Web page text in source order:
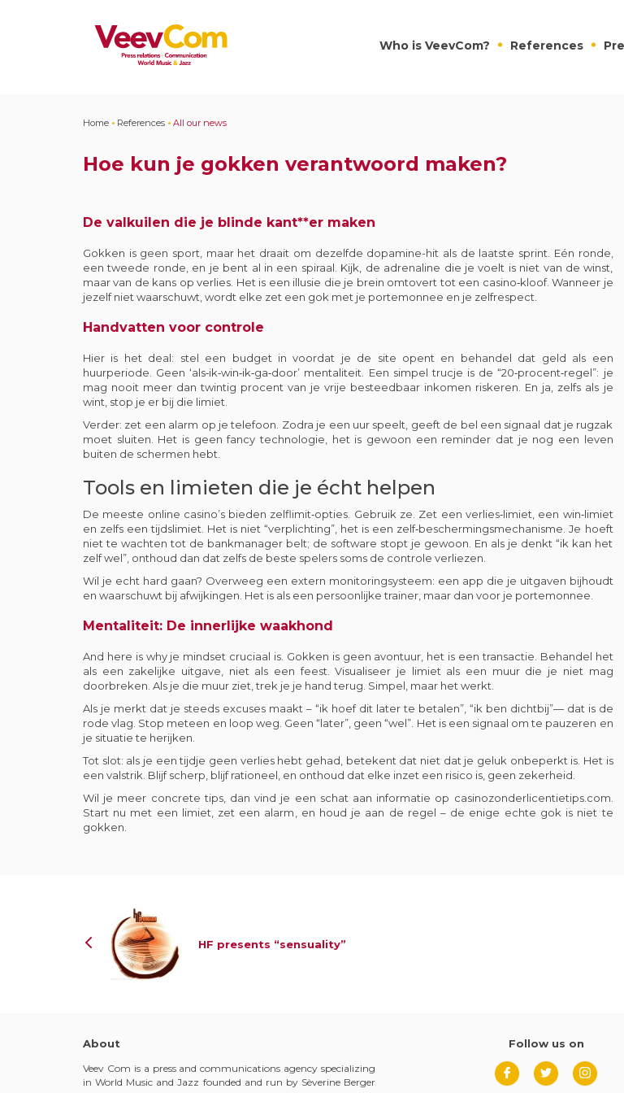
Who is VeevCom? References
Home • References • All our news
Hoe kun je gokken verantwoord maken?
De valkuilen die je blinde kant**er maken
Gokken is geen sport, maar het draait om dezelfde dopamine-hit als de laatste sprint. Eén ronde,
een tweede ronde, en je bent al in een spiraal. Kijk, de adrenaline die je voelt is niet van de winst,
maar van de kans op verlies. Het is een illusie die je brein omtovert tot een casino‑kloof. Wanneer je
jezelf niet waarschuwt, wordt elke zet een gok met je portemonnee en je zelfrespect.
Handvatten voor controle
Hier is het deal: stel een budget in voordat je de site opent en behandel dat geld als een
huurperiode. Geen ‘als‑ik‑win‑ik‑ga‑door’ mentaliteit. Een simpel trucje is de “20‑procent‑regel”: je
mag nooit meer dan twintig procent van je vrije besteedbaar inkomen riskeren. En ja, zelfs als je
wint, stop je er bij die limiet.
Verder: zet een alarm op je telefoon. Zodra je een uur speelt, geeft de bel een signaal dat je rugzak
moet sluiten. Het is geen fancy technologie, het is gewoon een reminder dat je nog een leven
buiten de schermen hebt.
Tools en limieten die je écht helpen
De meeste online casino’s bieden zelflimit‑opties. Gebruik ze. Zet een verlies‑limiet, een win‑limiet
en zelfs een tijdslimiet. Het is niet “verplichting”, het is een zelf‑beschermingsmechanisme. Je hoeft
niet te wachten tot de bankmanager belt; de software stopt je gewoon. En als je denkt “ik kan het
zelf wel”, onthoud dan dat zelfs de beste spelers soms de controle verliezen.
Wil je echt hard gaan? Overweeg een extern monitoringsysteem: een app die je uitgaven bijhoudt
en waarschuwt bij afwijkingen. Het is als een persoonlijke trainer, maar dan voor je portemonnee.
Mentaliteit: De innerlijke waakhond
And here is why je mindset cruciaal is. Gokken is geen avontuur, het is een transactie. Behandel het
als een zakelijke uitgave, niet als een feest. Visualiseer je limiet als een muur die je niet mag
doorbreken. Als je die muur ziet, trek je je hand terug. Simpel, maar het werkt.
Als je merkt dat je steeds excuses maakt – “ik hoef dit later te betalen”, “ik ben dichtbij”— dat is de
rode vlag. Stop meteen en loop weg. Geen “later”, geen “wel”. Het is een signaal om te pauzeren en
je situatie te herijken.
Tot slot: als je een tijdje geen verlies hebt gehad, betekent dat niet dat je geluk onbeperkt is. Het is
een valstrik. Blijf scherp, blijf rationeel, en onthoud dat elke inzet een risico is, geen zekerheid.
Wil je meer concrete tips, dan vind je een schat aan informatie op casinozonderlicentietips.com
Start nu met een limiet, zet een alarm, en houd je aan de regel – de enige echte gok is niet te
gokken.
HF presents “sensuality”
About
Veev Com is a press and communications agency specializing
in World Music and Jazz founded and run by Sèverine Berger
Follow us on